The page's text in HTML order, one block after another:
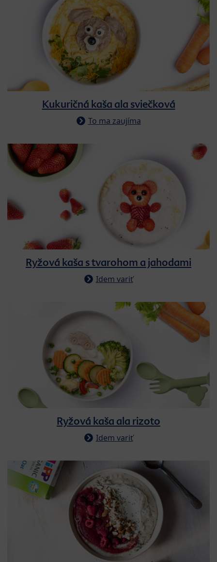
Kukuričná kaša ala sviečková
To ma zaujíma
Ryžová kaša s tvarohom a jahodami
Idem variť
Ryžová kaša ala rizoto
Idem variť